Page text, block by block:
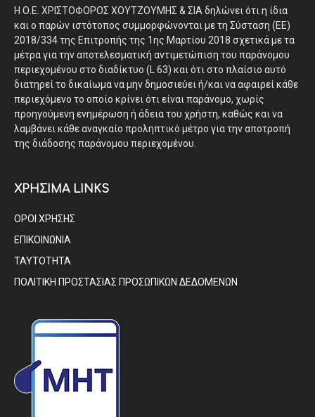
Η Ο.Ε. ΧΡΙΣΤΟΦΟΡΟΣ ΧΟΥΤΖΟΥΜΗΣ & ΣΙΑ δηλώνει ότι η ίδια
και ο παρών ιστότοπος συμμορφώνονται με τη Σύσταση (ΕΕ)
2018/334 της Επιτροπής της 1ης Μαρτίου 2018 σχετικά με τα
μέτρα για την αποτελεσματική αντιμετώπιση του παράνομου
περιεχομένου στο διαδίκτυο (L 63) και ότι στο πλαίσιο αυτό
διατηρεί το δικαίωμα να μην δημοσιεύει ή/και να αφαιρεί κάθε
περιεχόμενο το οποίο κρίνει ότι είναι παράνομο, χωρίς
προηγούμενη ενημέρωση ή άδεια του χρήστη, καθώς και να
λαμβάνει κάθε αναγκαίο προληπτικό μέτρο για την αποτροπή
της διάδοσης παράνομου περιεχομένου.
ΧΡΗΣΙΜΑ LINKS
ΟΡΟΙ ΧΡΗΣΗΣ
ΕΠΙΚΟΙΝΩΝΙΑ
ΤΑΥΤΟΤΗΤΑ
ΠΟΛΙΤΙΚΗ ΠΡΟΣΤΑΣΙΑΣ ΠΡΟΣΩΠΙΚΩΝ ΔΕΔΟΜΕΝΩΝ